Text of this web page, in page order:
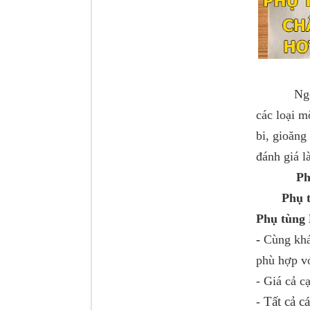
Ngoài
các loại
bi, gioăng
đánh giá
Phụ
Phụ tùng
- Cùng
phù hợp
- Giá cả
- Tất cả